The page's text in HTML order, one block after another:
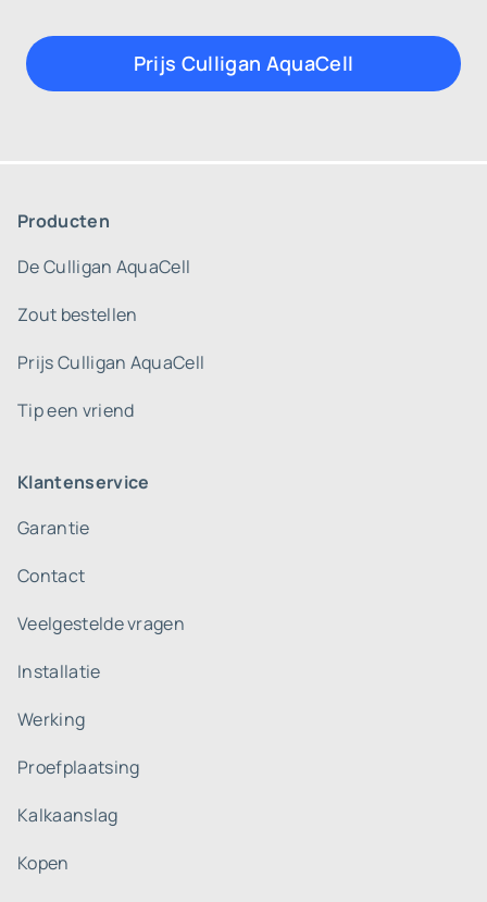
Prijs Culligan AquaCell
Producten
De Culligan AquaCell
Zout bestellen
Prijs Culligan AquaCell
Tip een vriend
Klantenservice
Garantie
Contact
Veelgestelde vragen
Installatie
Werking
Proefplaatsing
Kalkaanslag
Kopen